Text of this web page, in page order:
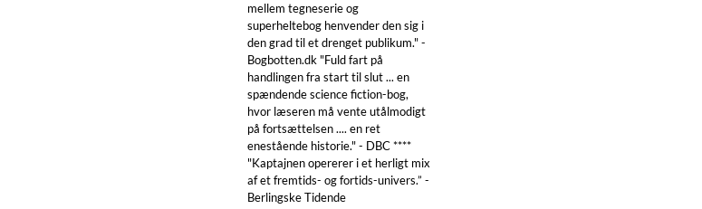
mellem tegneserie og
superheltebog henvender den sig i
den grad til et drenget publikum." -
Bogbotten.dk "Fuld fart på
handlingen fra start til slut ... en
spændende science fiction-bog,
hvor læseren må vente utålmodigt
på fortsættelsen .... en ret
enestående historie." - DBC ****
"Kaptajnen opererer i et herligt mix
af et fremtids- og fortids-univers.” -
Berlingske Tidende